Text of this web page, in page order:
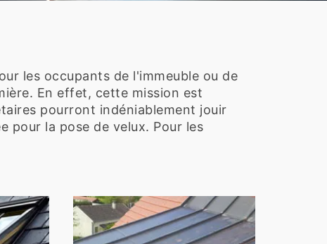
les occupants de l'immeuble ou de
En effet, cette mission est
pourront indéniablement jouir
pour la pose de velux. Pour les